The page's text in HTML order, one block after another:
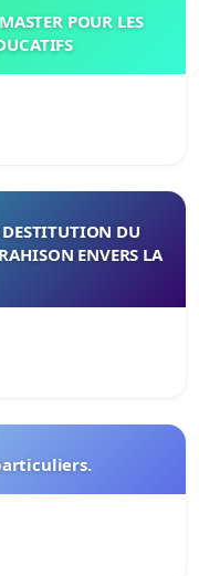
POUR LES
DESTITUTION DU
ENVERS LA